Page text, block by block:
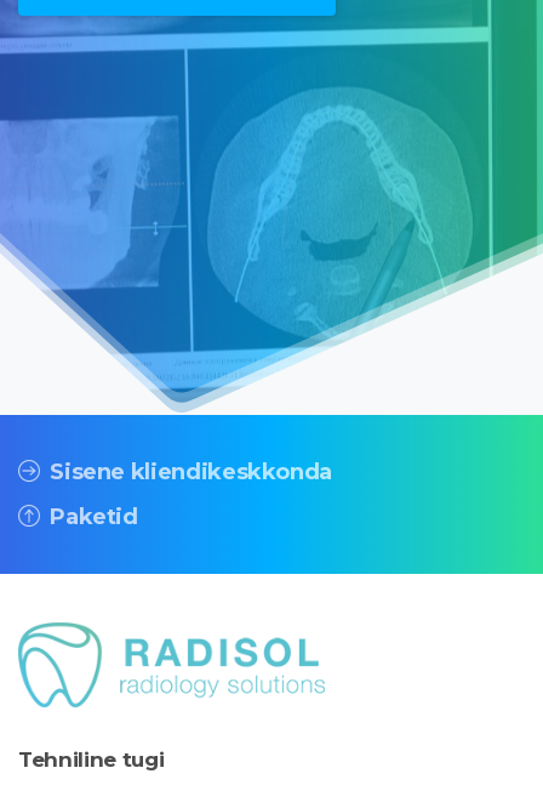
Sisene kliendikeskkonda
Paketid
Tehniline tugi